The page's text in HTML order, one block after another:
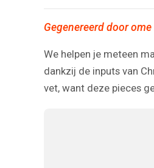
Gegenereerd door
We helpen je meteen
dankzij de inputs van
vet, want deze pieces